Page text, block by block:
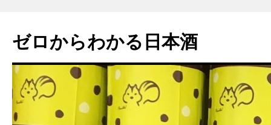
ゼロからわかる日本酒